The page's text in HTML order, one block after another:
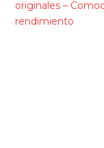
originales –
rendimiento